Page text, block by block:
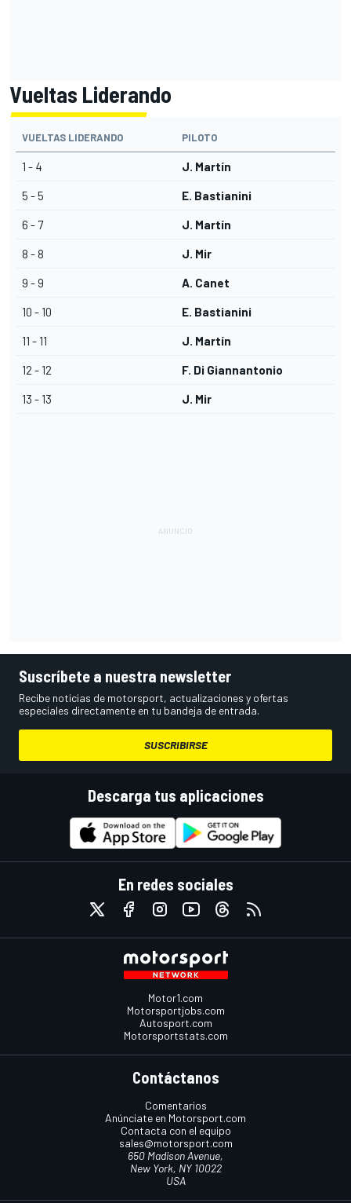
Vueltas Liderando
VUELTAS LIDERANDO PILOTO
1 - 4 J. Martín
5 - 5 E. Bastianini
6 - 7 J. Martín
8 - 8 J. Mir
9 - 9 A. Canet
10 - 10 E. Bastianini
11 - 11 J. Martín
12 - 12 F. Di Giannantonio
13 - 13 J. Mir
Suscríbete a nuestra newsletter
Recibe noticias de motorsport, actualizaciones y ofertas
especiales directamente en tu bandeja de entrada.
SUSCRIBIRSE
Descarga tus aplicaciones
En redes sociales
Motor1.com
Motorsportjobs.com
Autosport.com
Motorsportstats.com
Contáctanos
Comentarios
Anúnciate en Motorsport.com
Contacta con el equipo
sales@motorsport.com
650 Madison Avenue,
New York, NY 10022
USA